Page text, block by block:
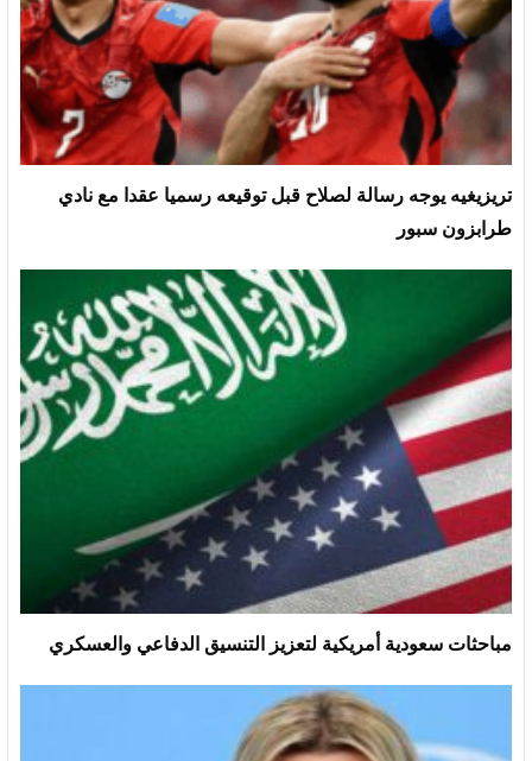
تريزيغيه يوجه رسالة لصلاح قبل توقيعه رسميا عقدا مع نادي
طرابزون سبور
مباحثات سعودية أمريكية لتعزيز التنسيق الدفاعي والعسكري